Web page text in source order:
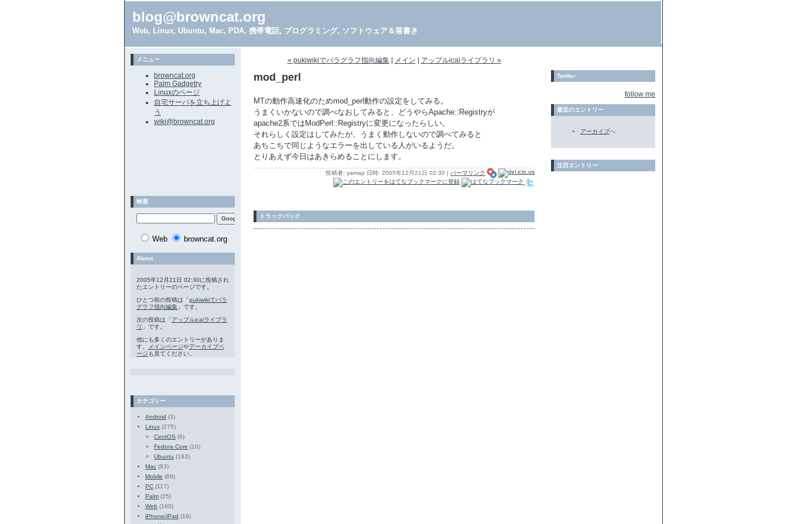
blog@browncat.org
Web, Linux, Ubuntu, Mac, PDA, 携帯電話, プログラミング, ソフトウェア＆落書き
« pukiwikiでパラグラフ指向編集| メイン アップルicalライブラリ »
mod_perl
MTの動作高速化のためmod_perl動作の設定をしてみる。
うまくいかないので調べなおしてみると、どうやらApache::Registryが
apache2系ではModPerl::Registryに変更になったらしい。
それらしく設定はしてみたが、うまく動作しないので調べてみると
あちこちで同じようなエラーを出している人がいるようだ。
とりあえず今日はあきらめることにします。
投稿者: yamap 日時: 2005年12月21日 02:30 | パーマリンク
トラックバック
メニュー
browncat.org
Palm Gadgetry
Linuxのページ
自宅サーバを立ち上げよ
う
wiki@browncat.org
検索
Web browncat.org
About
2005年12月21日 02:30に投稿され
たエントリーのページです。
ひとつ前の投稿は「pukiwikiでパラ
グラフ指向編集 」です。
次の投稿は「アップルicalライブラ
リ 」です。
他にも多くのエントリーがありま
す。
メインページやアーカイブペ
ージ も見てください。
カテゴリー
Android (3)
Linux (275)
CentOS (6)
Fedora Core (10)
Ubuntu (193)
Mac (83)
Mobile (89)
PC (117)
Palm (25)
Web (160)
iPhone/iPad (19)
Twitter
follow me
最近のエントリー
アーカイブへ
注目エントリー